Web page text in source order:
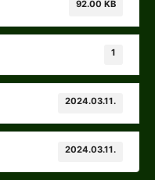
92.00 KB
1
2024.03.11.
2024.03.11.